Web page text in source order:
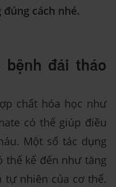
cách nhé.
bệnh đái tháo
chất hóa học như
có thể giúp điều
Một số tác dụng
thể kể đến như tăng
tự nhiên của cơ thể.